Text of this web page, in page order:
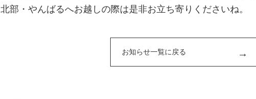
北部・やんばるへお越しの際は是非お立ち寄りくださいね。
お知らせ一覧に戻る